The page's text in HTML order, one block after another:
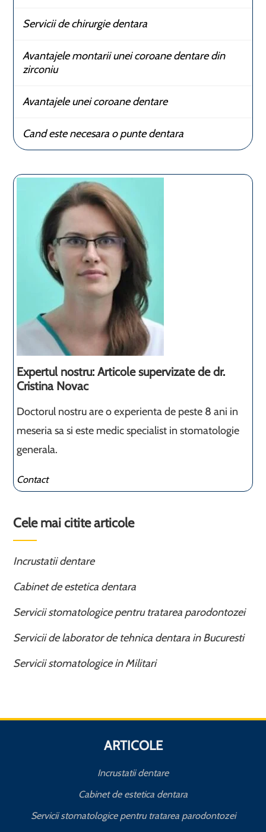
Servicii de chirurgie dentara
Avantajele montarii unei coroane dentare din
zirconiu
Avantajele unei coroane dentare
Cand este necesara o punte dentara
Expertul nostru: Articole supervizate de dr.
Cristina Novac
Doctorul nostru are o experienta de peste 8 ani in
meseria sa si este medic specialist in stomatologie
generala.
Contact
Cele mai citite articole
Incrustatii dentare
Cabinet de estetica dentara
Servicii stomatologice pentru tratarea parodontozei
Servicii de laborator de tehnica dentara in Bucuresti
Servicii stomatologice in Militari
ARTICOLE
Incrustatii dentare
Cabinet de estetica dentara
Servicii stomatologice pentru tratarea parodontozei